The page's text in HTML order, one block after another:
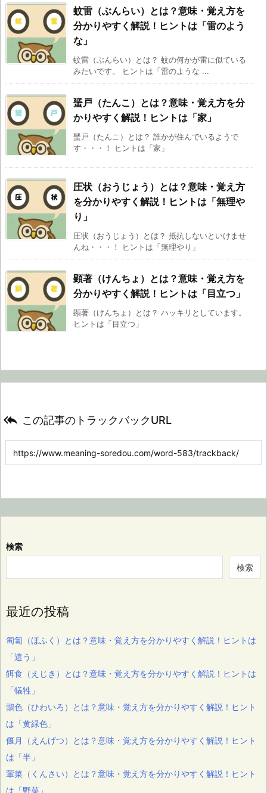
蚊雷（ぶんらい）とは？意味・覚え方を
分かりやすく解説！ヒントは「雷のよう
な」
蚊雷（ぶんらい）とは？ 蚊の何かが雷に似ている
みたいです。 ヒントは「雷のような ...
蜑戸（たんこ）とは？意味・覚え方を分
かりやすく解説！ヒントは「家」
蜑戸（たんこ）とは？ 誰かが住んでいるようで
す・・・！ ヒントは「家」
圧状（おうじょう）とは？意味・覚え方
を分かりやすく解説！ヒントは「無理や
り」
圧状（おうじょう）とは？ 抵抗しないといけませ
んね・・・！ ヒントは「無理やり」
顕著（けんちょ）とは？意味・覚え方を
分かりやすく解説！ヒントは「目立つ」
顕著（けんちょ）とは？ ハッキリとしています。
ヒントは「目立つ」
 この記事のトラックバックURL
検索
検索
最近の投稿
匍匐（ほふく）とは？意味・覚え方を分かりやすく解説！ヒントは
「這う」
餌食（えじき）とは？意味・覚え方を分かりやすく解説！ヒントは
「犠牲」
鶸色（ひわいろ）とは？意味・覚え方を分かりやすく解説！ヒント
は「黄緑色」
偃月（えんげつ）とは？意味・覚え方を分かりやすく解説！ヒント
は「半」
葷菜（くんさい）とは？意味・覚え方を分かりやすく解説！ヒント
は「野菜」